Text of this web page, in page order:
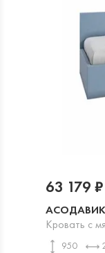
АСОДАВИК
Кровать с
950
63 179 ₽